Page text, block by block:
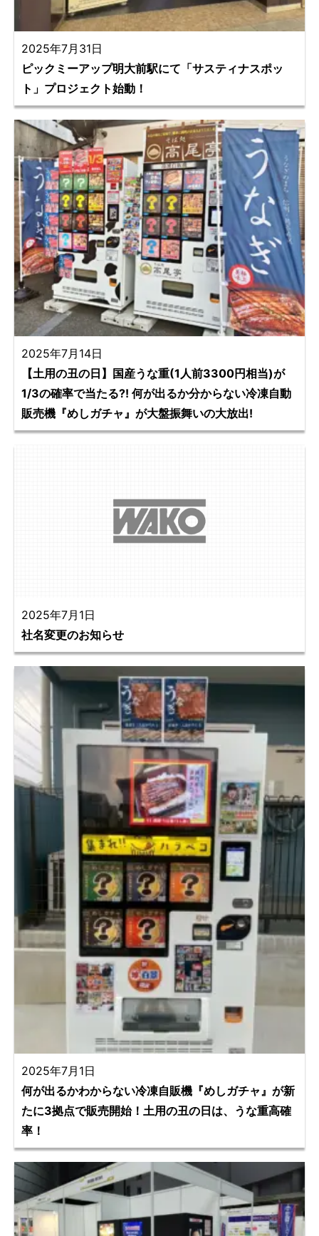
2025年7月31日
ピックミーアップ明大前駅にて「サスティナスポッ
ト」プロジェクト始動！
2025年7月14日
【土用の丑の日】国産うな重(1人前3300円相当)が
1/3の確率で当たる?! 何が出るか分からない冷凍自動
販売機『めしガチャ』が大盤振舞いの大放出!
2025年7月1日
社名変更のお知らせ
2025年7月1日
何が出るかわからない冷凍自販機『めしガチャ』が新
たに3拠点で販売開始！土用の丑の日は、うな重高確
率！